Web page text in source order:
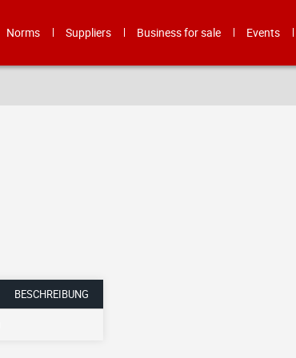
Norms Suppliers Business for sale Events
BESCHREIBUNG